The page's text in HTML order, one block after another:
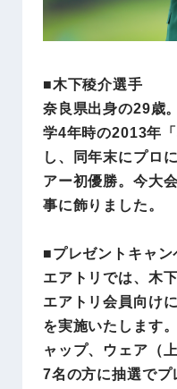
■木下稜介選手
奈良県出身の29歳
学4年時の2013年
し、同年末にプロ
アー初優勝。今大
事に飾りました。
■プレゼントキャ
エアトリでは、木
エアトリ会員向け
を実施いたします
ャップ、ウェア（
7名の方に抽選でプ